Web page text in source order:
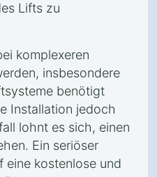
Lifts zu
komplexeren
insbesondere
benötigt
Installation jedoch
lohnt es sich, einen
Ein seriöser
eine kostenlose und